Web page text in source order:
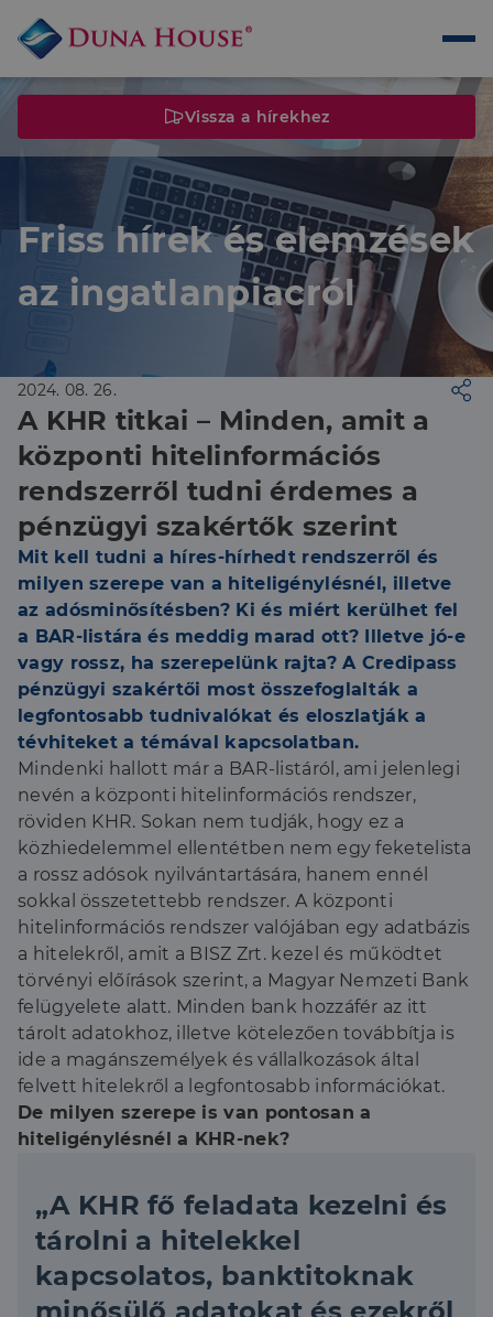
Vissza a hírekhez
Friss hírek és elemzések
az ingatlanpiacról
2024. 08. 26.
A KHR titkai – Minden, amit a
központi hitelinformációs
rendszerről tudni érdemes a
pénzügyi szakértők szerint
Mit kell tudni a híres-hírhedt rendszerről és
milyen szerepe van a hiteligénylésnél, illetve
az adósminősítésben? Ki és miért kerülhet fel
a BAR-listára és meddig marad ott? Illetve jó-e
vagy rossz, ha szerepelünk rajta? A Credipass
pénzügyi szakértői most összefoglalták a
legfontosabb tudnivalókat és eloszlatják a
tévhiteket a témával kapcsolatban.
Mindenki hallott már a BAR-listáról, ami jelenlegi
nevén a központi hitelinformációs rendszer,
röviden KHR. Sokan nem tudják, hogy ez a
közhiedelemmel ellentétben nem egy feketelista
a rossz adósok nyilvántartására, hanem ennél
sokkal összetettebb rendszer. A központi
hitelinformációs rendszer valójában egy adatbázis
a hitelekről, amit a BISZ Zrt. kezel és működtet
törvényi előírások szerint, a Magyar Nemzeti Bank
felügyelete alatt. Minden bank hozzáfér az itt
tárolt adatokhoz, illetve kötelezően továbbítja is
ide a magánszemélyek és vállalkozások által
felvett hitelekről a legfontosabb információkat.
De milyen szerepe is van pontosan a
hiteligénylésnél a KHR-nek?
„A KHR fő feladata kezelni és
tárolni a hitelekkel
kapcsolatos, banktitoknak